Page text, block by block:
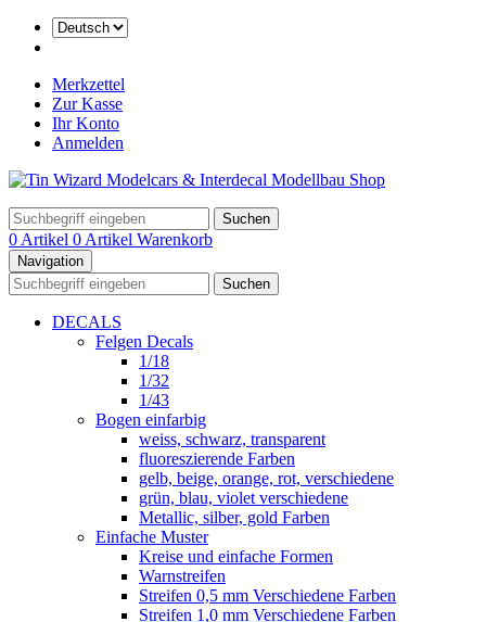
Merkzettel
Zur Kasse
Ihr Konto
Anmelden
Suchen
0 Artikel 0 Artikel Warenkorb
Navigation
Suchen
DECALS
Felgen Decals
1/18
1/32
1/43
Bogen einfarbig
weiss, schwarz, transparent
fluoreszierende Farben
gelb, beige, orange, rot, verschiedene
grün, blau, violet verschiedene
Metallic, silber, gold Farben
Einfache Muster
Kreise und einfache Formen
Warnstreifen
Streifen 0,5 mm Verschiedene Farben
Streifen 1,0 mm Verschiedene Farben